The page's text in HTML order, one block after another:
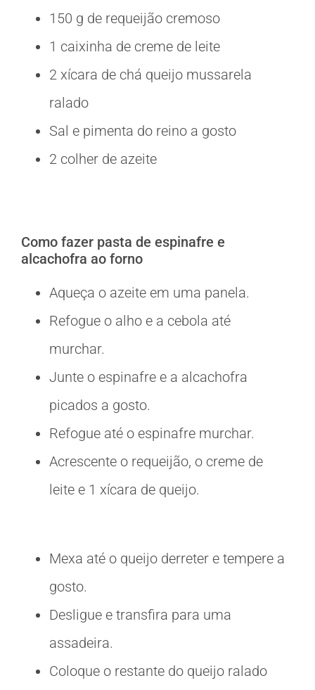
150 g de requeijão cremoso
1 caixinha de creme de leite
2 xícara de chá queijo mussarela
ralado
Sal e pimenta do reino a gosto
2 colher de azeite
Como fazer pasta de espinafre e
alcachofra ao forno
Aqueça o azeite em uma panela.
Refogue o alho e a cebola até
murchar.
Junte o espinafre e a alcachofra
picados a gosto.
Refogue até o espinafre murchar.
Acrescente o requeijão, o creme de
leite e 1 xícara de queijo.
Mexa até o queijo derreter e tempere a
gosto.
Desligue e transfira para uma
assadeira.
Coloque o restante do queijo ralado